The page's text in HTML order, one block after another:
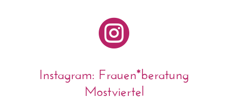

Instagram: Frauen*beratung
Mostviertel